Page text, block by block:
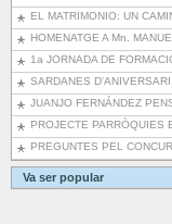
EL MATRIMONIO: UN
HOMENATGE A Mn.
1a JORNADA DE
SARDANES D'ANIVERSARI
JUANJO FERNÁNDEZ
PROJECTE PARRÒQUIES
PREGUNTES PEL
Va ser popular